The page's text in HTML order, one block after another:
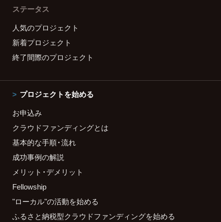
ステータス
人気のプロジェクト
新着プロジェクト
終了間際のプロジェクト
プロジェクトを始める
お申込み
クラウドファンディングとは
基本的な手順・流れ
成功事例の解説
メリット・デメリット
Fellowship
"ローカル"の活動を始める
ふるさと納税型クラウドファンディングを始める